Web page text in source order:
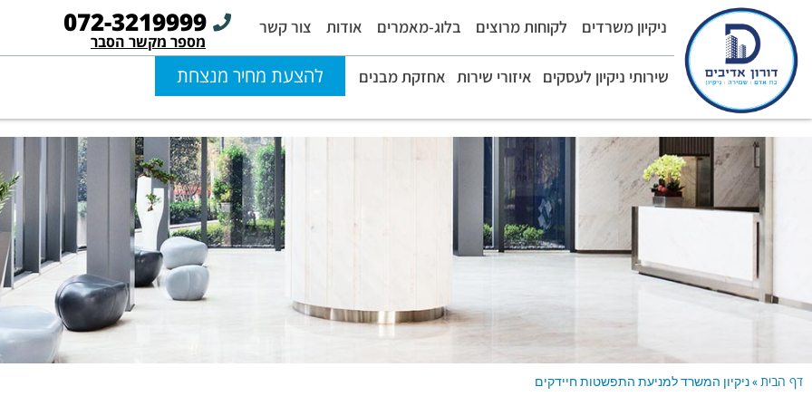
ניקיון משרדים לקוחות מרוצים בלוג-מאמרים אודות צור קשר 072-3219999
מספר מקשר הסבר
שירותי ניקיון לעסקים איזורי שירות אחזקת מבנים להצעת מחיר מנצחת
דף הבית»ניקיון המשרד למניעת התפשטות חיידקים